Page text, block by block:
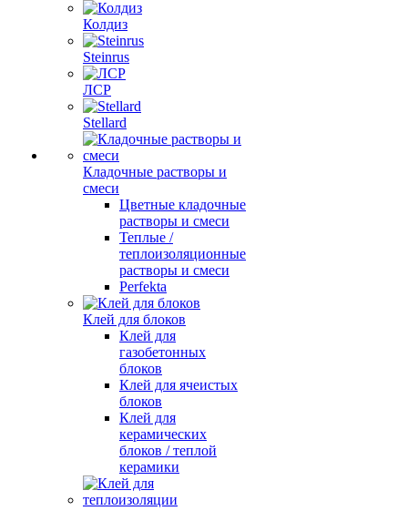
Колдиз
Steinrus
ЛСР
Stellard
Кладочные растворы и
смеси
Цветные кладочные
растворы и смеси
Теплые /
теплоизоляционные
растворы и смеси
Perfekta
Клей для блоков
Клей для
газобетонных
блоков
Клей для ячеистых
блоков
Клей для
керамических
блоков / теплой
керамики